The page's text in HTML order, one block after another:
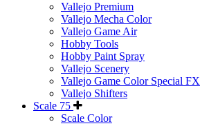
Vallejo Premium
Vallejo Mecha Color
Vallejo Game Air
Hobby Tools
Hobby Paint Spray
Vallejo Scenery
Vallejo Game Color Special FX
Vallejo Shifters
Scale 75
Scale Color